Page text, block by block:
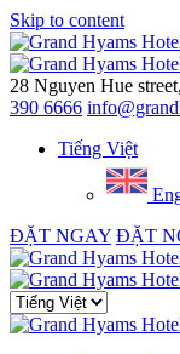
Skip to content
Menu
28 Nguyen Hue
390 6666
Tiếng Việt
ĐẶT NGAY ĐẶT
Close menu